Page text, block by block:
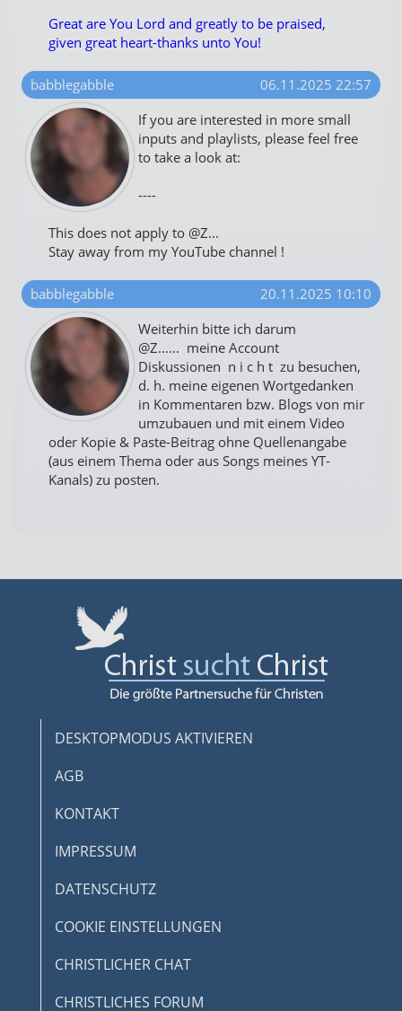
Great are You Lord and greatly to be praised,
given great heart-thanks unto You!
babblegabble
06.11.2025 22:57
If you are interested in more small
inputs and playlists, please feel free
to take a look at:
----
This does not apply to @Z...
Stay away from my YouTube channel !
babblegabble
20.11.2025 10:10
Weiterhin bitte ich darum
@Z...... meine Account
Diskussionen n i c h t zu besuchen,
d. h. meine eigenen Wortgedanken
in Kommentaren bzw. Blogs von mir
umzubauen und mit einem Video
oder Kopie & Paste-Beitrag ohne Quellenangabe
(aus einem Thema oder aus Songs meines YT-
Kanals) zu posten.
DESKTOPMODUS AKTIVIEREN
AGB
KONTAKT
IMPRESSUM
DATENSCHUTZ
COOKIE EINSTELLUNGEN
CHRISTLICHER CHAT
CHRISTLICHES FORUM